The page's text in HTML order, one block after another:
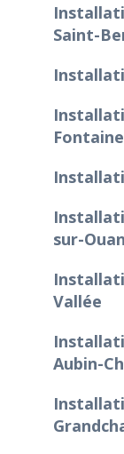
Saint-
sur-
Vallée
Aubin-